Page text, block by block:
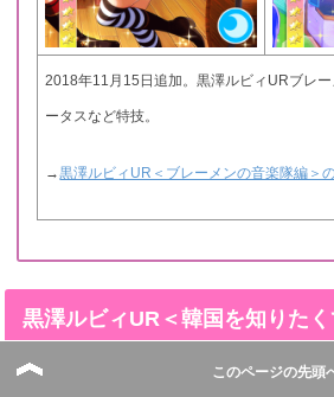
2018年11月15日追加。黒澤ルビィURブレ
ータスなど特技。
→黒澤ルビィUR＜ブレーメンの音楽隊編＞
黒澤ルビィUR＜韓国を知りたく
このページの先頭